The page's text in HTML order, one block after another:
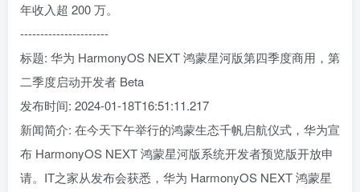
年收入超 200 万。
----------------------
标题: 华为 HarmonyOS NEXT 鸿蒙星河版第四季度商用，第
二季度启动开发者 Beta
发布时间: 2024-01-18T16:51:11.217
新闻简介: 在今天下午举行的鸿蒙生态千帆启航仪式，华为宣
布 HarmonyOS NEXT 鸿蒙星河版系统开发者预览版开放申
请。IT之家从发布会获悉，华为 HarmonyOS NEXT 鸿蒙星